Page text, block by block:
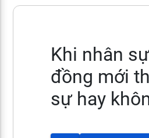
Khi nhân
đồng mới
sự hay